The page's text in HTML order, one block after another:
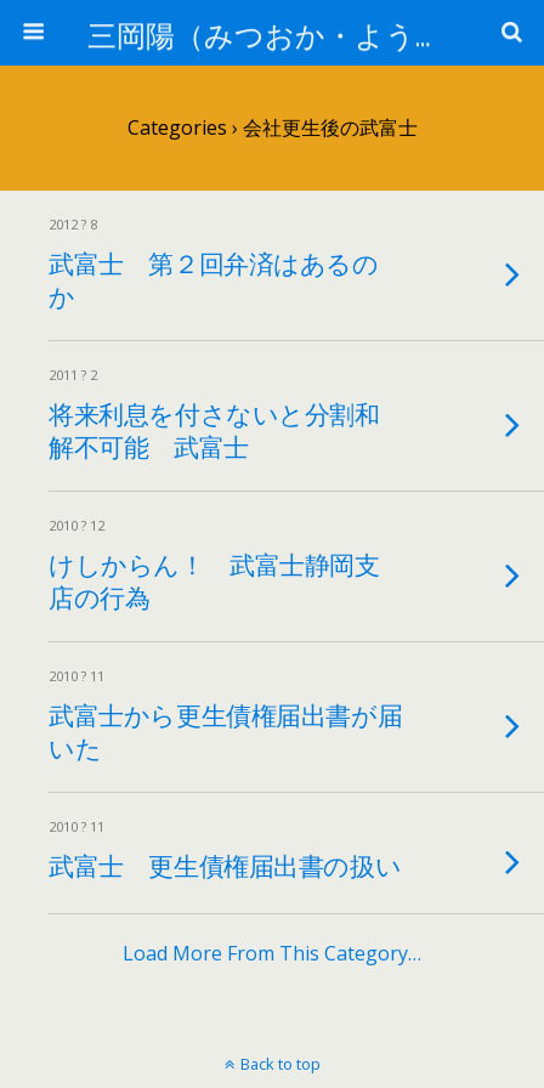
三岡陽（みつおか・よう）司法書士の骨【司法書士法人静岡】
Categories › 会社更生後の武富士
2012 ? 8
武富士 第２回弁済はあるの
か
2011 ? 2
将来利息を付さないと分割和
解不可能 武富士
2010 ? 12
けしからん！ 武富士静岡支
店の行為
2010 ? 11
武富士から更生債権届出書が届
いた
2010 ? 11
武富士 更生債権届出書の扱い
Load More From This Category…
Back to top